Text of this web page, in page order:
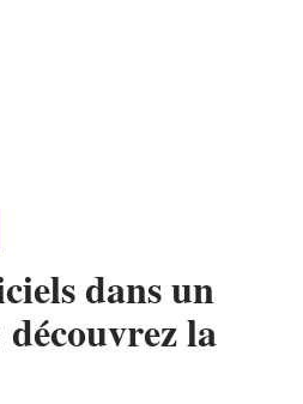
dans un
la